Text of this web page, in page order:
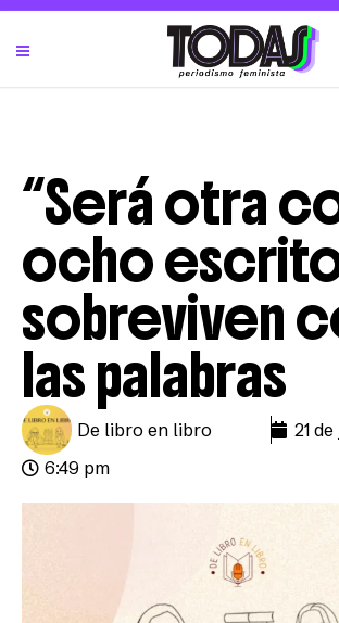
“Será otra
ocho
sobreviven
las palabras
De libro en libro
21
6:49 pm